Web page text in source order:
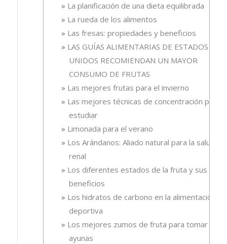
La planificación de una dieta equilibrada
La rueda de los alimentos
Las fresas: propiedades y beneficios
LAS GUÍAS ALIMENTARIAS DE ESTADOS
UNIDOS RECOMIENDAN UN MAYOR
CONSUMO DE FRUTAS
Las mejores frutas para el invierno
Las mejores técnicas de concentración para
estudiar
Limonada para el verano
Los Arándanos: Aliado natural para la salud
renal
Los diferentes estados de la fruta y sus
beneficios
Los hidratos de carbono en la alimentación
deportiva
Los mejores zumos de fruta para tomar en
ayunas